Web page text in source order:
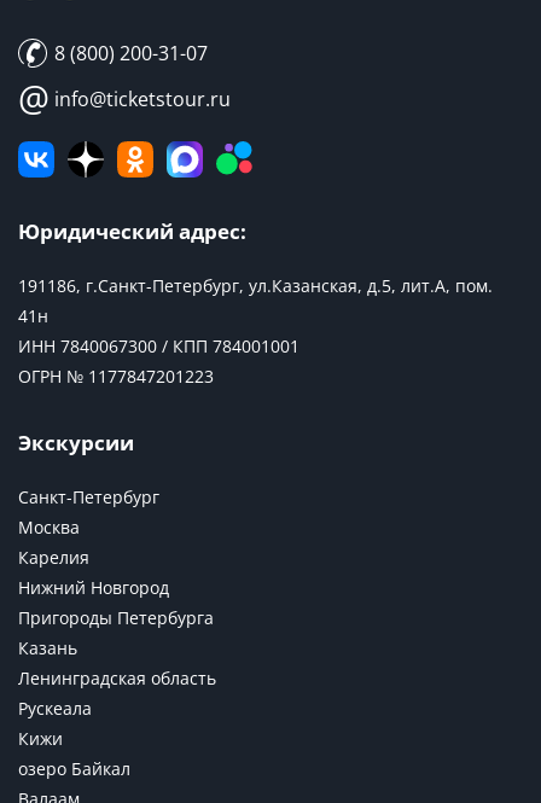
8 (800) 200-31-07
@ info@ticketstour.ru
Юридический адрес:
191186, г.Санкт-Петербург, ул.Казанская, д.5, лит.А, пом.
41н
ИНН 7840067300 / КПП 784001001
ОГРН № 1177847201223
Экскурсии
Санкт-Петербург
Москва
Карелия
Нижний Новгород
Пригороды Петербурга
Казань
Ленинградская область
Рускеала
Кижи
озеро Байкал